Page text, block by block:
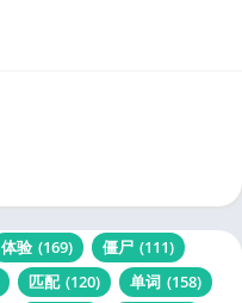
体验 (169) 僵尸 (111)
匹配 (120) 单词 (158)